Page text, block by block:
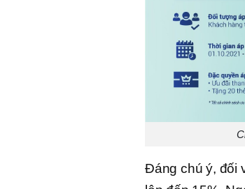
Đáng chú ý, đối